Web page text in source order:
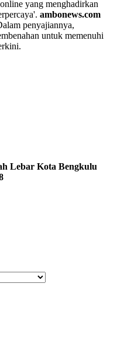
yang menghadirkan
ambonews.com
penyajiannya,
untuk memenuhi
Lebar Kota Bengkulu